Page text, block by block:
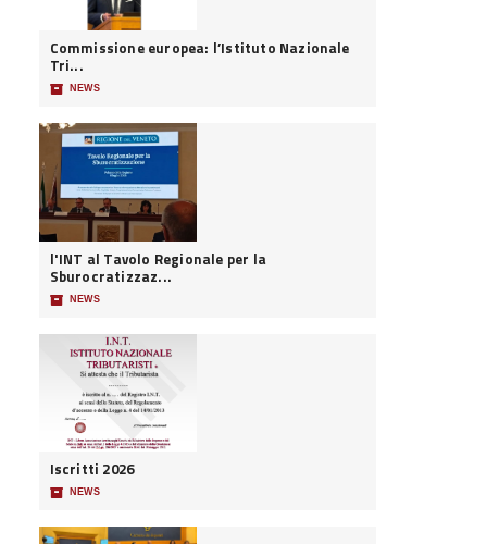
Commissione europea: l’Istituto Nazionale
Tri...
📦 NEWS
l'INT al Tavolo Regionale per la
Sburocratizzaz...
📦 NEWS
Iscritti 2026
📦 NEWS